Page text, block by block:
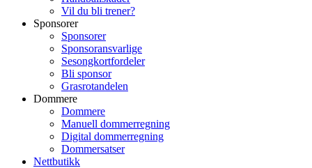
Vil du bli trener?
Sponsorer
Sponsorer
Sponsoransvarlige
Sesongkortfordeler
Bli sponsor
Grasrotandelen
Dommere
Dommere
Manuell dommerregning
Digital dommerregning
Dommersatser
Nettbutikk